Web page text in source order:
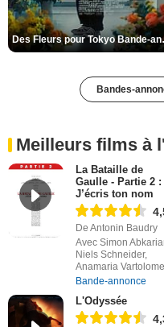
Des
Bandes-
Meilleurs films à
La Bataille de
Gaulle - Partie 2 :
J’écris ton nom
De Antonin Baudry
Avec Simon
Niels Schneider,
Anamaria
Bande-annonce
L'Odyssée